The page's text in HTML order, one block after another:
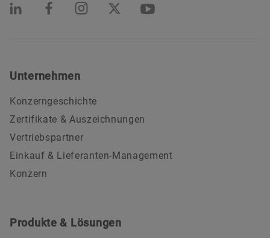
Unternehmen
Konzerngeschichte
Zertifikate & Auszeichnungen
Vertriebspartner
Einkauf & Lieferanten-Management
Konzern
Produkte & Lösungen